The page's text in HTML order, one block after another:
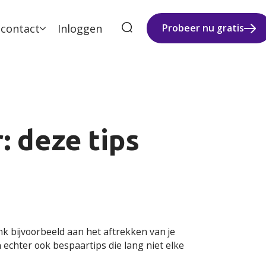
Inloggen Probeer nu gratis
deze tips
bijvoorbeeld aan het aftrekken van je
ook bespaartips die lang niet elke